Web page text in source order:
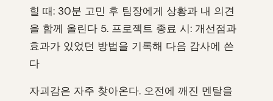
힐 때: 30분 고민 후 팀장에게 상황과 내 의견
을 함께 올린다 5. 프로젝트 종료 시: 개선점과
효과가 있었던 방법을 기록해 다음 감사에 쓴
다
자괴감은 자주 찾아온다. 오전에 깨진 멘탈을